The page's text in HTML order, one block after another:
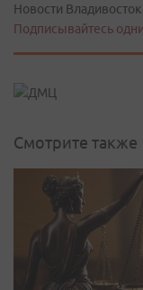
Новости
Подписывайтесь
Смотрите также